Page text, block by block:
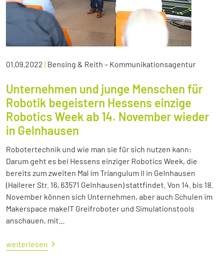
01.09.2022 | Bensing & Reith – Kommunikationsagentur
Unternehmen und junge Menschen für
Robotik begeistern Hessens einzige
Robotics Week ab 14. November wieder
in Gelnhausen
Robotertechnik und wie man sie für sich nutzen kann:
Darum geht es bei Hessens einziger Robotics Week, die
bereits zum zweiten Mal im Triangulum II in Gelnhausen
(Hailerer Str. 16, 63571 Gelnhausen) stattfindet. Von 14. bis 18.
November können sich Unternehmen, aber auch Schulen im
Makerspace makeIT Greifroboter und Simulationstools
anschauen, mit...
weiterlesen